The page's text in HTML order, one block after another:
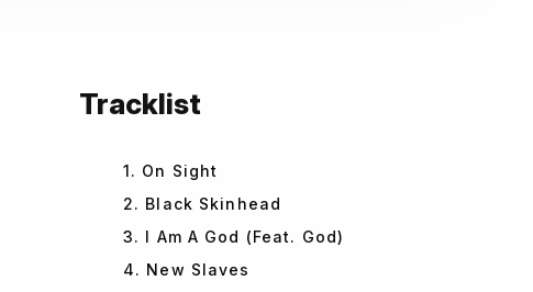
Tracklist
1. On Sight
2. Black Skinhead
3. I Am A God (Feat. God)
4. New Slaves